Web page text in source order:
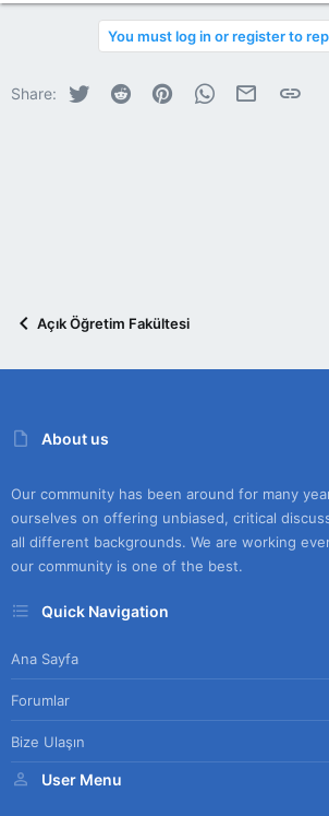
You must log in or register to
Share: Twitter Reddit PinterestWhatsApp
E-postaLink
Açık Öğretim Fakültesi
About us
Our community has been around for many
ourselves on offering unbiased, critical
all different backgrounds. We are working
our community is one of the best.
Quick Navigation
Ana Sayfa
Forumlar
Bize Ulaşın
User Menu